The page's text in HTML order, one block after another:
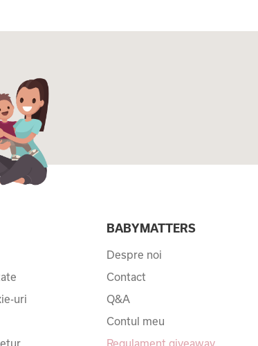
uri
BABYMATTERS
Despre noi
Contact
Q&A
Contul meu
Regulament giveaway